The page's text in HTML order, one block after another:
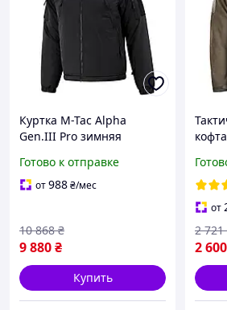
Куртка M-Tac Alpha
Gen.III Pro зимняя
8000/8000 Black до -20°C
3XL/R 2049-TD
Готово к отправке
от988₴/мес
9 880₴
10 868 ₴
Купить
от
2 600
2 721